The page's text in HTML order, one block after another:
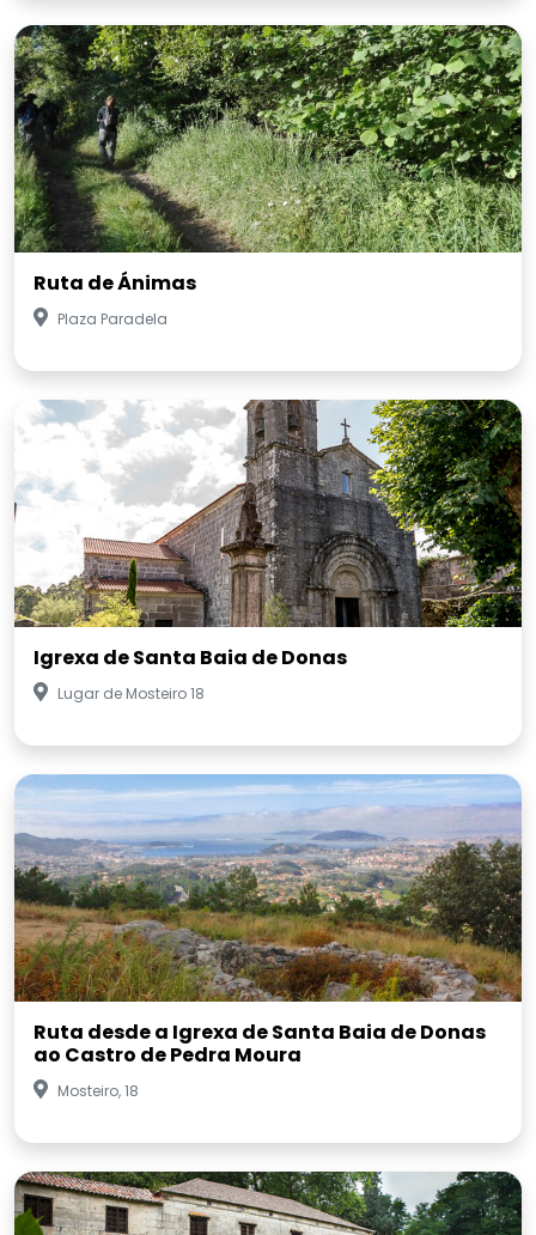
Ruta de Ánimas
Plaza Paradela
Igrexa de Santa Baia de Donas
Lugar de Mosteiro 18
Ruta desde a Igrexa de Santa Baia de Donas
ao Castro de Pedra Moura
Mosteiro, 18